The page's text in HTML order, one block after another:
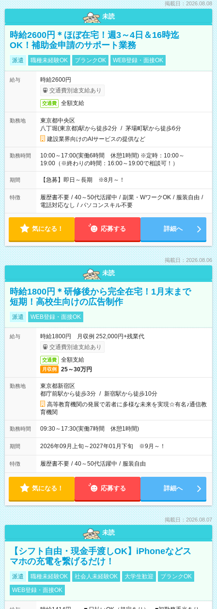
掲載日：2026.08.08
未読
時給2600円＊ほぼ在宅！週3～4日＆16時迄
OK！補助金申請のサポート業務
派遣 職種未経験OK ブランクOK WEB登録・面接OK
給与
時給2600円
交通費別途支給あり
交通費 全額支給
勤務地
東京都中央区
八丁堀(東京都)駅から徒歩2分 / 茅場町駅から徒歩6分
建設業界向けのAIサービスの提供など
勤務時間
10:00～17:00(実働6時間 休憩1時間) ※定時：10:00～
19:00（※終わりの時間：16:00～19:00で相談可！）
期間 【急募】即日～長期 ※8月～！
特徴 履歴書不要 / 40～50代活躍中 / 副業・WワークOK / 服装自由 /
電話対応なし / パソコンスキル不要
気になる！ 応募する 詳細へ
掲載日：2026.08.06
未読
時給1800円＊研修後から完全在宅！1月末まで
短期！高校生向けの広告制作
派遣 WEB登録・面接OK
給与
時給1800円 月収例 252,000円+残業代
交通費別途支給あり
交通費 全額支給
月収例 25～30万円
勤務地
東京都新宿区
都庁前駅から徒歩3分 / 新宿駅から徒歩10分
高等教育機関の発展で若者に多様な未来を実現☆有名♪通信教
育機関
勤務時間 09:30～17:30(実働7時間 休憩1時間)
期間 2026年09月上旬～2027年01月下旬 ※9月～！
特徴 履歴書不要 / 40～50代活躍中 / 服装自由
気になる！ 応募する 詳細へ
掲載日：2026.08.07
未読
【シフト自由・現金手渡しOK】iPhoneなどス
マホの充電を繋げるだけ！
派遣 職種未経験OK 社会人未経験OK 大学生歓迎
ブランクOK
WEB登録・面接OK